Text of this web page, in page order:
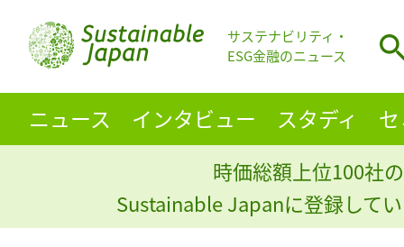
サステナビリティ・
ESG金融のニュース
ニュース インタビュー スタディ
時価総額上位100社
Sustainable Japanに登録して